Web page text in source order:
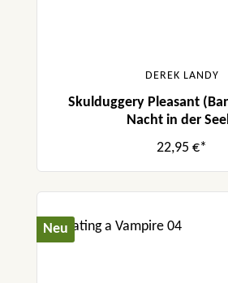
DEREK LANDY
Skulduggery Pleasant
Nacht in der
22,95 €*
Neu